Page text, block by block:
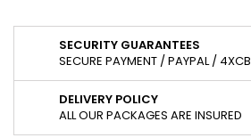
SECURITY GUARANTEES
SECURE PAYMENT / PAYPAL / 4XCB
DELIVERY POLICY
ALL OUR PACKAGES ARE INSURED